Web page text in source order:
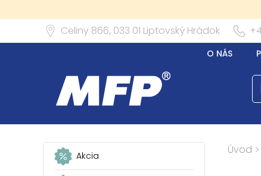
Celiny 866, 033 01 Liptovský Hrádok
O NÁS
Akcia Úvod >